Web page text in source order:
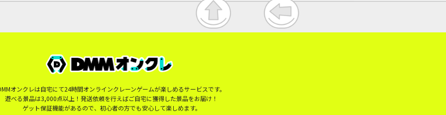
オンクレは自宅にて24時間オンラインクレーンゲームが楽しめるサービスです。
遊べる景品は3,000点以上！発送依頼を行えばご自宅に獲得した景品をお届け！
ゲット保証機能があるので、初心者の方でも安心して楽しめます。